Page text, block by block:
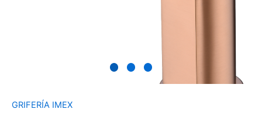
GRIFERÍA IMEX